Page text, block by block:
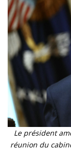
Le président
réunion du